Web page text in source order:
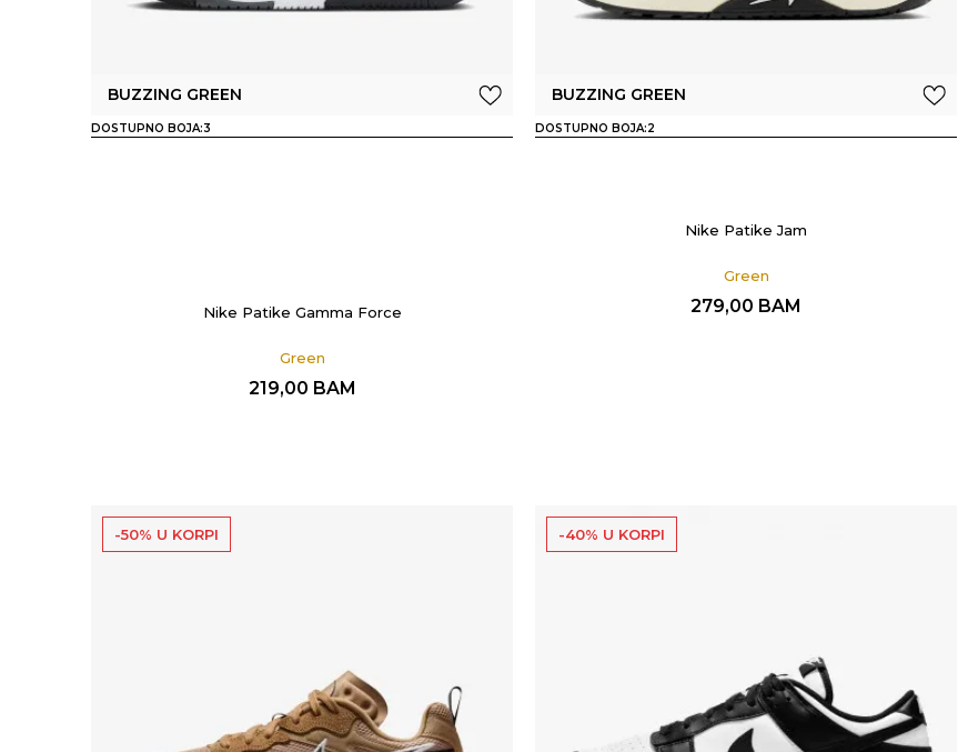
BUZZING GREEN
DOSTUPNO BOJA:3
Nike Patike Gamma Force
Green
219,00 BAM
BUZZING GREEN
DOSTUPNO BOJA:2
Nike Patike Jam
Green
279,00 BAM
-50% U KORPI -40% U KORPI